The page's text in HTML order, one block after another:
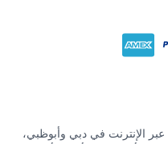
عبر الإنترنت في دبي وأبوظبي،